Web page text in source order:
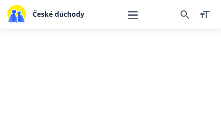
České důchody